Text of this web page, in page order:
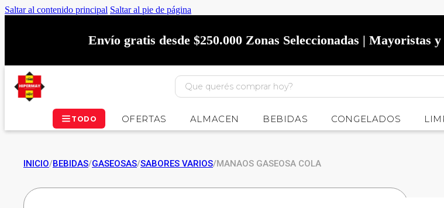
Saltar al contenido principal Saltar al pie de página
Envío gratis desde $250.000 Zonas Seleccionadas | Mayoristas
TODO OFERTAS ALMACEN BEBIDAS CONGELADOS
INICIO/BEBIDAS/GASEOSAS/SABORES VARIOS/MANAOS GASEOSA COLA